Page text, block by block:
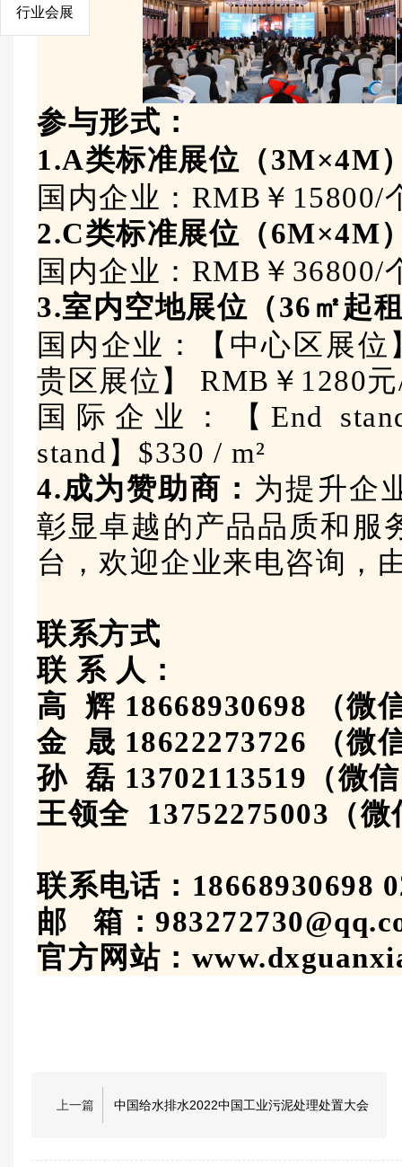
行业会展
参与形式：
1.A类标准展位（3M×4M
国内企业：RMB￥15800/
2.C类标准展位（6M×4M
国内企业：RMB￥36800/
3.室内空地展位（36㎡起
国内企业：【中心区展
贵区展位】 RMB￥1280
国际企业：【End
stand】$330 / m²
4.成为赞助商： 为提升企
彰显卓越的产品品质和服
台，欢迎企业来电咨询，
联系方式
联 系 人：
高 辉 18668930698
（微
金 晟 18622273726 （微
孙 磊 13702113519（微
王领全 13752275003（微
联系电话： 18668930698
邮 箱：
官方网站：
上一篇 中国给水排水2022中国工业污泥处理处置大会